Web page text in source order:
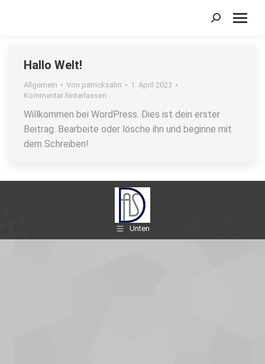
Search:
Hallo Welt!
Allgemein Von patricksalm
1. April 2023
Kommentar hinterlassen
Willkommen bei WordPress. Dies ist dein erster
Beitrag. Bearbeite oder lösche ihn und beginne mit
dem Schreiben!
Unten